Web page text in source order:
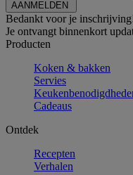
Bedankt voor je
Je ontvangt binnenkort
Producten
Koken & bakken
Servies
Cadeaus
Ontdek
Recepten
Verhalen